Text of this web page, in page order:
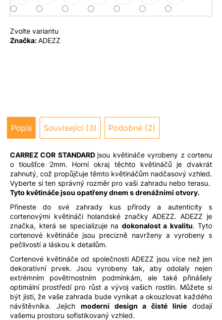
Zvolte variantu
Značka:ADEZZ
Popis Související (3) Podobné (2)
CARREZ COR STANDARD jsou květináče vyrobeny z cortenu
o tloušťce 2mm. Horní okraj těchto květináčů je dvakrát
zahnutý, což propůjčuje těmto květináčům nadčasový vzhled.
Vyberte si ten správný rozměr pro vaši zahradu nebo terasu.
Tyto květináče jsou opatřeny dnem s drenážními otvory.
Přineste do své zahrady kus přírody a autenticity s
cortenovými květináči holandské značky ADEZZ. ADEZZ je
značka, která se specializuje na dokonalost a kvalitu. Tyto
cortenové květináče jsou precizně navrženy a vyrobeny s
pečlivostí a láskou k detailům.
Cortenové květináče od společnosti ADEZZ jsou více než jen
dekorativní prvek. Jsou vyrobeny tak, aby odolaly nejen
extrémním povětrnostním podmínkám, ale také přinášely
optimální prostředí pro růst a vývoj vašich rostlin. Můžete si
být jisti, že vaše zahrada bude vynikat a okouzlovat každého
návštěvníka. Jejich moderní design a čisté linie dodají
vašemu prostoru sofistikovaný vzhled.